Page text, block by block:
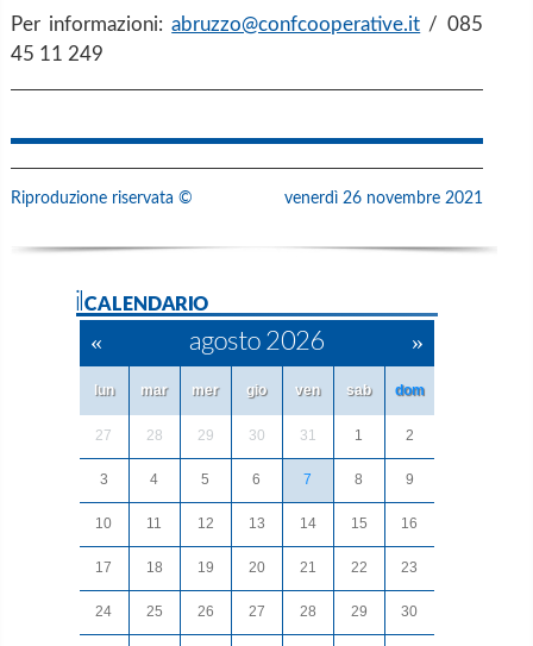
Per informazioni:abruzzo@confcooperative.it / 085
45 11 249
Riproduzione riservata © venerdì 26 novembre 2021
ilCALENDARIO
« agosto 2026 »
lun mar mer gio ven sab dom
27 28 29 30 31 1 2
3 4 5 6 7 8 9
10 11 12 13 14 15 16
17 18 19 20 21 22 23
24 25 26 27 28 29 30